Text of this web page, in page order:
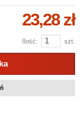
23,28 zł
Ilość: szt.